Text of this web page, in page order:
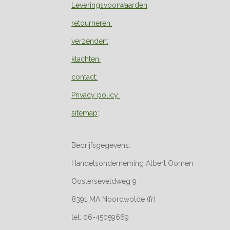
Leveringsvoorwaarden:
retourneren:
verzenden:
klachten:
contact:
Privacy policy:
sitemap:
Bedrijfsgegevens:
Handelsonderneming Albert Oomen
Oosterseveldweg 9
8391 MA Noordwolde (fr)
tel: 06-45059669